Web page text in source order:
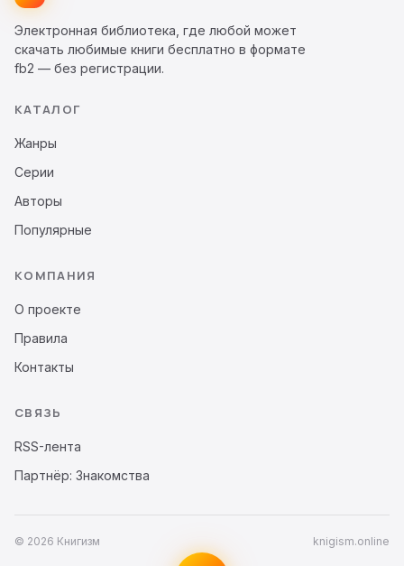
Электронная библиотека, где любой может
скачать любимые книги бесплатно в формате
fb2 — без регистрации.
КАТАЛОГ
Жанры
Серии
Авторы
Популярные
КОМПАНИЯ
О проекте
Правила
Контакты
СВЯЗЬ
RSS-лента
Партнёр: Знакомства
© 2026 Книгизм knigism.online